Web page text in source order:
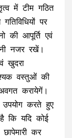
में टीम गठित
पर
की आपूर्ति एवं
नजर रखें।
खुदरा
वस्तुओं की
करायेगें।
उपयोग करते हुए
कि यदि कोई
कर